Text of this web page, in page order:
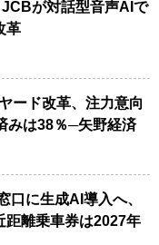
が対話型音声AIで
革
ード改革、注力意向
みは38％─矢野経済
口に生成AI導入へ、
距離乗車券は2027年